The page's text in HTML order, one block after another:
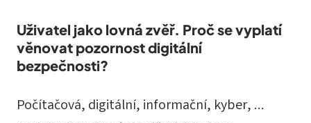
Uživatel jako lovná zvěř. Proč se vyplatí
věnovat pozornost digitální
bezpečnosti?
Počítačová, digitální, informační, kyber, …